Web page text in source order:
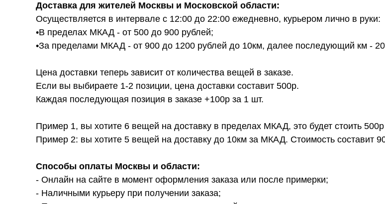
Доставка для жителей Москвы и Московской области:
Осуществляется в интервале с 12:00 до 22:00 ежедневно, курьером лично в руки:
•В пределах МКАД - от 500 до 900 рублей;
•За пределами МКАД - от 900 до 1200 рублей до 10км, далее последующий км -
Цена доставки теперь зависит от количества вещей в заказе.
Если вы выбираете 1-2 позиции, цена доставки составит 500р.
Каждая последующая позиция в заказе +100р за 1 шт.
Пример 1, вы хотите 6 вещей на доставку в пределах МКАД, это будет стоить
Пример 2: вы хотите 5 вещей на доставку до 10км за МКАД. Стоимость составит
Способы оплаты Москвы и области:
- Онлайн на сайте в момент оформления заказа или после примерки;
- Наличными курьеру при получении заказа;